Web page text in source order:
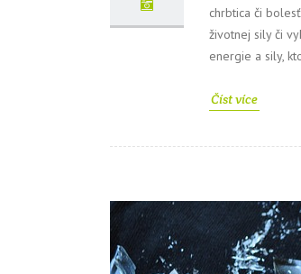
chrbtica či
životnej sily či
energie a sily,
Číst více